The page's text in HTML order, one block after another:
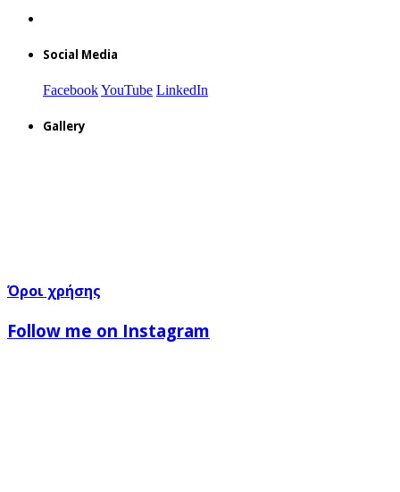
Social Media
FacebookYouTube LinkedIn
Gallery
Όροι χρήσης
Follow me on Instagram